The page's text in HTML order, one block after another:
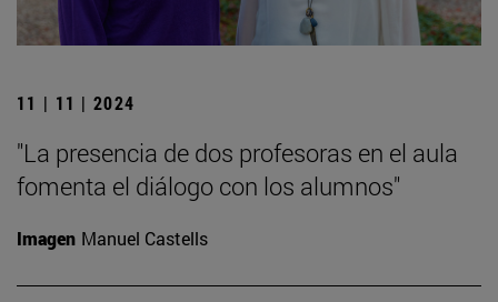
11 | 11 | 2024
"La presencia de dos profesoras en el aula
fomenta el diálogo con los alumnos"
Imagen Manuel Castells